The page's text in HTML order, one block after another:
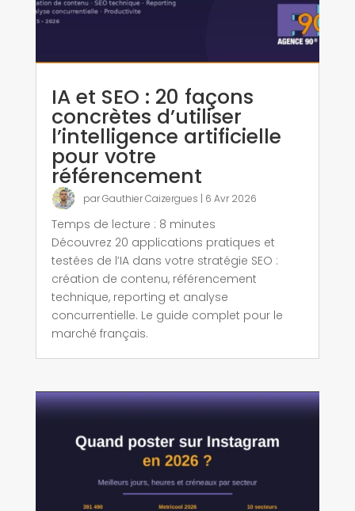
IA et SEO : 20 façons
concrètes d’utiliser
l’intelligence artificielle
pour votre
référencement
parGauthier Caizergues | 6 Avr 2026
Temps de lecture : 8 minutes
Découvrez 20 applications pratiques et
testées de l’IA dans votre stratégie SEO :
création de contenu, référencement
technique, reporting et analyse
concurrentielle. Le guide complet pour le
marché français.